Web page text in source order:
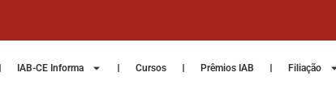
IAB-CE Informa Cursos Prêmios IAB Filiação